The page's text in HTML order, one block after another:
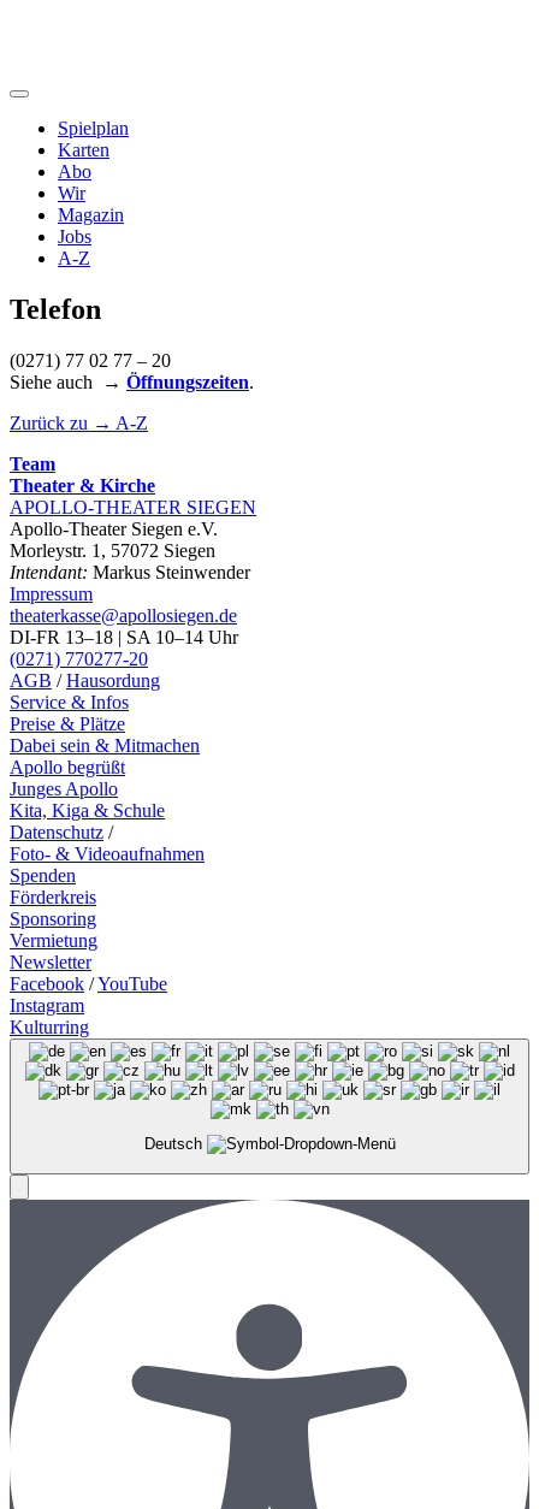
Spielplan
Karten
Abo
Wir
Magazin
Jobs
A-Z
Telefon
(0271) 77 02 77 – 20
Siehe auch
→ Öffnungszeiten.
Zurück zu → A-Z
Team
Theater & Kirche
APOLLO-THEATER SIEGEN
Apollo-Theater Siegen e.V.
Morleystr. 1, 57072 Siegen
Intendant: Markus Steinwender
Impressum
theaterkasse@apollosiegen.de
DI-FR 13–18 | SA 10–14 Uhr
(0271) 770277-20
AGB /Hausordung
Service & Infos
Preise & Plätze
Dabei sein & Mitmachen
Apollo begrüßt
Junges Apollo
Kita, Kiga & Schule
Datenschutz /
Foto- & Videoaufnahmen
Spenden
Förderkreis
Sponsoring
Vermietung
Newsletter
Facebook /YouTube
Instagram
Kulturring
Deutsch